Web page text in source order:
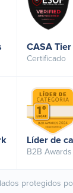
CASA Tier
Certificado
Líder de
B2B
protegidos